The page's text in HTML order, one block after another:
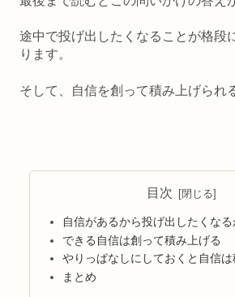
途中で投げ出したくなることが格段
ります。
そして、自信を創って積み上げられ
目次
自信があるから投げ出したくなる
できる自信は創って積み上げる
やりっぱなしにしておくと自信
まとめ